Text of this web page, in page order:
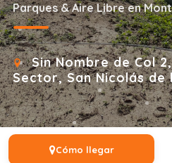
Parques & Aire Libre en
Sin Nombre de Col
Sector, San Nicolás de
Cómo llegar